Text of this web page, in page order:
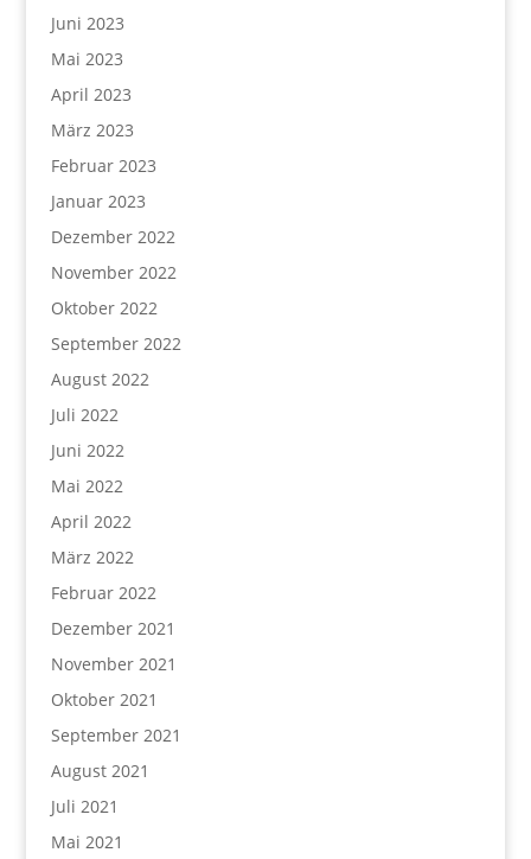
Juni 2023
Mai 2023
April 2023
März 2023
Februar 2023
Januar 2023
Dezember 2022
November 2022
Oktober 2022
September 2022
August 2022
Juli 2022
Juni 2022
Mai 2022
April 2022
März 2022
Februar 2022
Dezember 2021
November 2021
Oktober 2021
September 2021
August 2021
Juli 2021
Mai 2021